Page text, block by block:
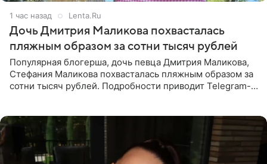
1 час назад Lenta.Ru
Дочь Дмитрия Маликова похвасталась
пляжным образом за сотни тысяч рублей
Популярная блогерша, дочь певца Дмитрия Маликова,
Стефания Маликова похвасталась пляжным образом за
сотни тысяч рублей. Подробности приводит Telegram-